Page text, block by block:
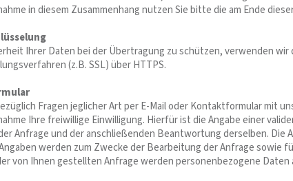
in diesem Zusammenhang nutzen Sie bitte die am Ende
Ihrer Daten bei der Übertragung zu schützen, verwenden
(z.B. SSL) über HTTPS.
Fragen jeglicher Art per E-Mail oder Kontaktformular mit
Ihre freiwillige Einwilligung. Hierfür ist die Angabe einer
Anfrage und der anschließenden Beantwortung derselben. Die
werden zum Zwecke der Bearbeitung der Anfrage sowie
von Ihnen gestellten Anfrage werden personenbezogene